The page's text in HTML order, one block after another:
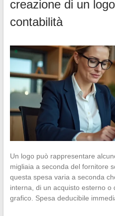
creazione di un
contabilità
Un logo può rappresentare
migliaia a seconda del fornitore
questa spesa varia a seconda
interna, di un acquisto esterno o
grafico. Spesa deducibile